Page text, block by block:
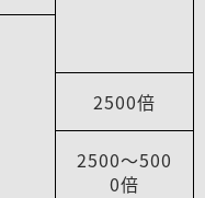
2500倍
2500～500
0倍